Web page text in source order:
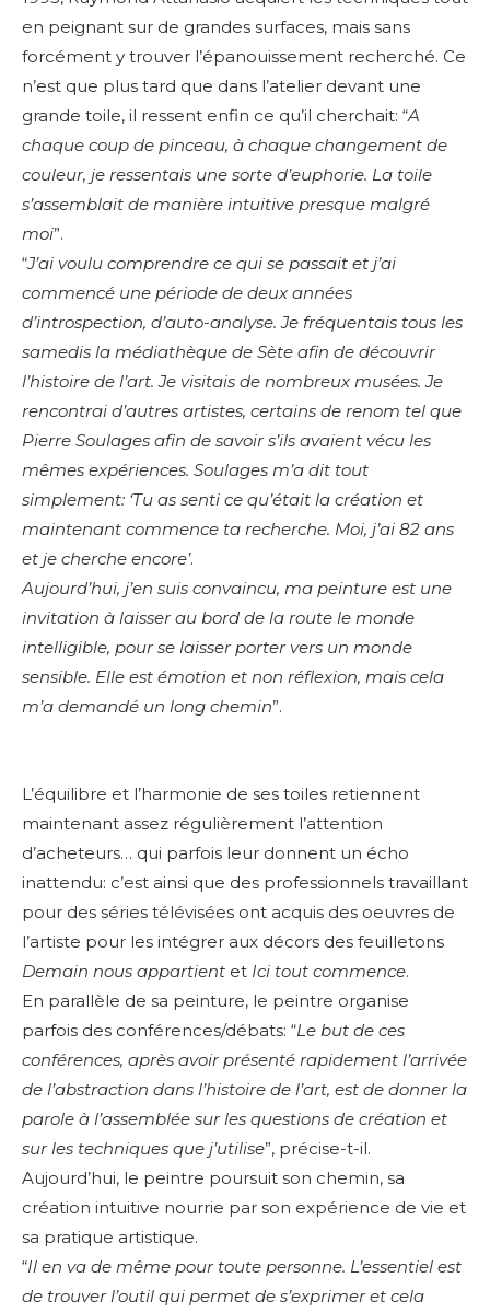
Adresse email*
en peignant sur de grandes surfaces, mais sans
forcément y trouver l’épanouissement recherché. Ce
n’est que plus tard que dans l’atelier devant une
grande toile, il ressent enfin ce qu’il cherchait: “A
chaque coup de pinceau, à chaque changement de
couleur, je ressentais une sorte d’euphorie. La toile
s’assemblait de manière intuitive presque malgré
moi”.
“J’ai voulu comprendre ce qui se passait et j’ai
commencé une période de deux années
d’introspection, d’auto-analyse. Je fréquentais tous les
samedis la médiathèque de Sète afin de découvrir
l’histoire de l’art. Je visitais de nombreux musées. Je
rencontrai d’autres artistes, certains de renom tel que
Pierre Soulages afin de savoir s’ils avaient vécu les
mêmes expériences. Soulages m’a dit tout
simplement: ‘Tu as senti ce qu’était la création et
maintenant commence ta recherche. Moi, j’ai 82 ans
et je cherche encore’.
Aujourd’hui, j’en suis convaincu, ma peinture est une
invitation à laisser au bord de la route le monde
intelligible, pour se laisser porter vers un monde
sensible. Elle est émotion et non réflexion, mais cela
m’a demandé un long chemin”.
L’équilibre et l’harmonie de ses toiles retiennent
maintenant assez régulièrement l’attention
d’acheteurs… qui parfois leur donnent un écho
inattendu: c’est ainsi que des professionnels travaillant
pour des séries télévisées ont acquis des oeuvres de
l’artiste pour les intégrer aux décors des feuilletons
Demain nous appartient et Ici tout commence.
En parallèle de sa peinture, le peintre organise
parfois des conférences/débats: “Le but de ces
conférences, après avoir présenté rapidement l’arrivée
de l’abstraction dans l’histoire de l’art, est de donner la
parole à l’assemblée sur les questions de création et
sur les techniques que j’utilise”, précise-t-il.
Aujourd’hui, le peintre poursuit son chemin, sa
création intuitive nourrie par son expérience de vie et
sa pratique artistique.
“Il en va de même pour toute personne. L’essentiel est
de trouver l’outil qui permet de s’exprimer et cela